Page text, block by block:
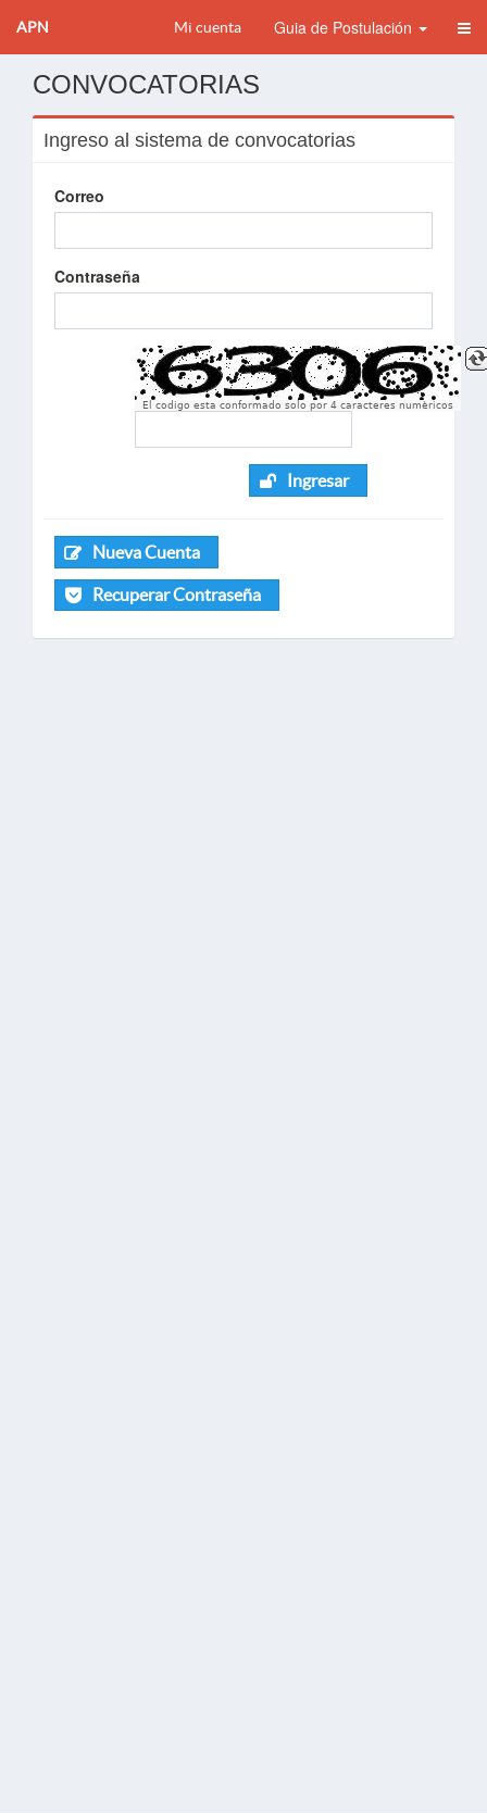
APN Mi cuenta Guia de Postulación
CONVOCATORIAS
Ingreso al sistema de convocatorias
Correo
Contraseña
El codigo esta conformado solo por 4 caracteres numèricos
Ingresar
Nueva Cuenta
Recuperar Contraseña